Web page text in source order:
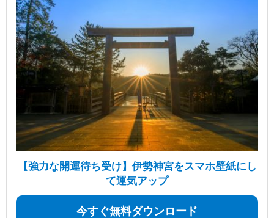
【強力な開運待ち受け】伊勢神宮をスマホ壁紙にし
て運気アップ
今すぐ無料ダウンロード